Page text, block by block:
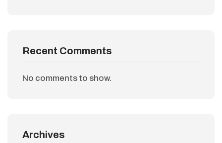
Recent Comments
No comments to show.
Archives